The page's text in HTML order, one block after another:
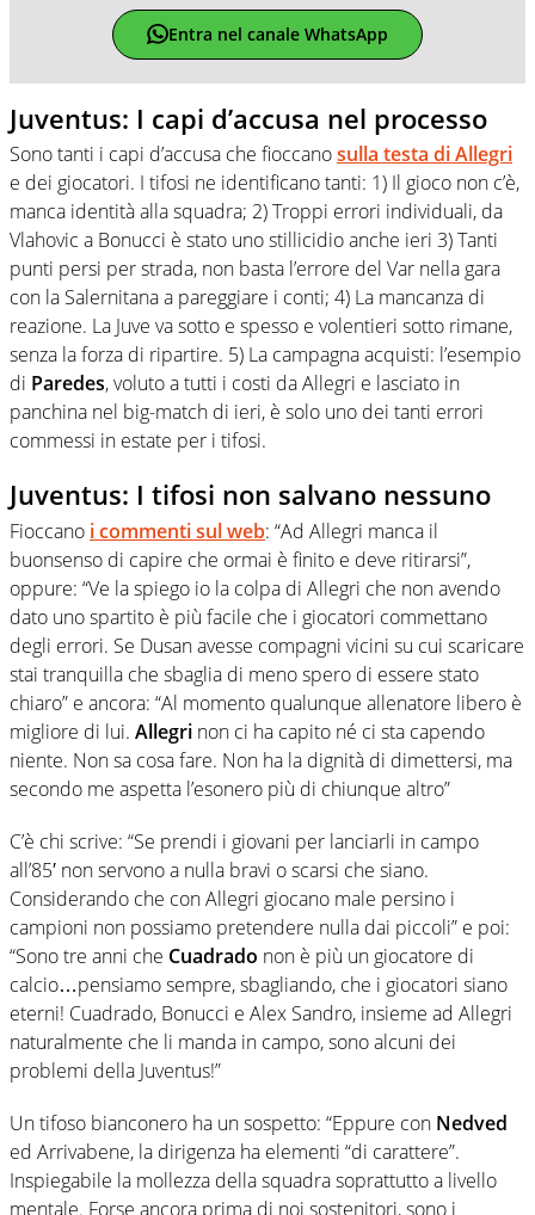
Entra nel canale WhatsApp
Juventus: I capi d’accusa nel processo
Sono tanti i capi d’accusa che fioccanosulla testa di Allegri
e dei giocatori. I tifosi ne identificano tanti: 1) Il gioco non c’è,
manca identità alla squadra; 2) Troppi errori individuali, da
Vlahovic a Bonucci è stato uno stillicidio anche ieri 3) Tanti
punti persi per strada, non basta l’errore del Var nella gara
con la Salernitana a pareggiare i conti; 4) La mancanza di
reazione. La Juve va sotto e spesso e volentieri sotto rimane,
senza la forza di ripartire. 5) La campagna acquisti: l’esempio
di Paredes, voluto a tutti i costi da Allegri e lasciato in
panchina nel big-match di ieri, è solo uno dei tanti errori
commessi in estate per i tifosi.
Juventus: I tifosi non salvano nessuno
Fioccano i commenti sul web: “Ad Allegri manca il
buonsenso di capire che ormai è finito e deve ritirarsi”,
oppure: “Ve la spiego io la colpa di Allegri che non avendo
dato uno spartito è più facile che i giocatori commettano
degli errori. Se Dusan avesse compagni vicini su cui scaricare
stai tranquilla che sbaglia di meno spero di essere stato
chiaro” e ancora: “Al momento qualunque allenatore libero è
migliore di lui. Allegri non ci ha capito né ci sta capendo
niente. Non sa cosa fare. Non ha la dignità di dimettersi, ma
secondo me aspetta l’esonero più di chiunque altro”
C’è chi scrive: “Se prendi i giovani per lanciarli in campo
all’85′ non servono a nulla bravi o scarsi che siano.
Considerando che con Allegri giocano male persino i
campioni non possiamo pretendere nulla dai piccoli” e poi:
“Sono tre anni che Cuadrado non è più un giocatore di
calcio…pensiamo sempre, sbagliando, che i giocatori siano
eterni! Cuadrado, Bonucci e Alex Sandro, insieme ad Allegri
naturalmente che li manda in campo, sono alcuni dei
problemi della Juventus!”
Un tifoso bianconero ha un sospetto: “Eppure con Nedved
ed Arrivabene, la dirigenza ha elementi “di carattere”.
Inspiegabile la mollezza della squadra soprattutto a livello
mentale. Forse ancora prima di noi sostenitori, sono i